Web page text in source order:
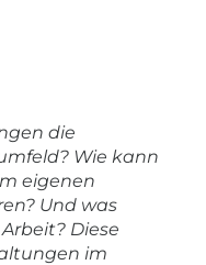
die
Wie kann
eigenen
Und was
Diese
im